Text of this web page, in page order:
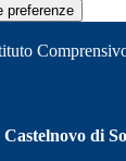
preferenze
di